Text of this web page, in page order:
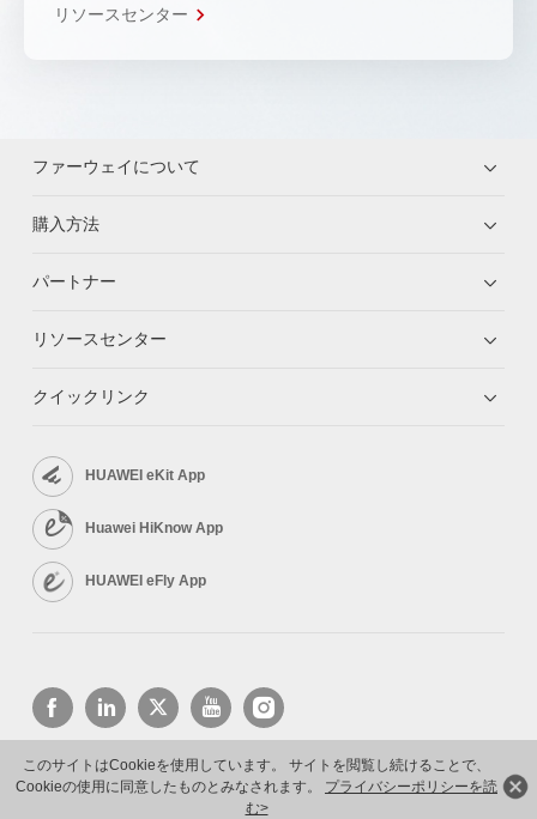
このサイトはCookieを使用しています。 サイトを閲覧し続けることで、
Cookieの使用に同意したものとみなされます。 プライバシーポリシーを読
む>
リソースセンター
ファーウェイについて
購入方法
パートナー
リソースセンター
クイックリンク
HUAWEI eKit App
Huawei HiKnow App
HUAWEI eFly App
Copyright © 2026 Huawei Technologies Co., Ltd. All rights reserved.
プライバシーポリシー